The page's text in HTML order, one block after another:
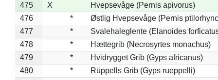
475
X
Hvepsevåge (Pernis apivorus)
476
*
Østlig Hvepsevåge (Pernis
477
*
Svalehaleglente (Elanoides
478
*
Hættegrib (Necrosyrtes monachus)
479
*
Hvidrygget Grib (Gyps africanus)
480
*
Rüppells Grib (Gyps rueppelli)